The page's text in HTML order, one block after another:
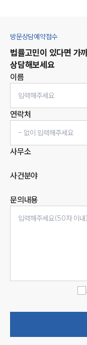
방문상담예약접수
법률고민이 있다면 가
상담해보세요
이름
연락처
사무소
사건분야
문의내용